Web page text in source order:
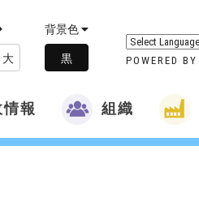
大
背景色
POWERED BY
報 組織